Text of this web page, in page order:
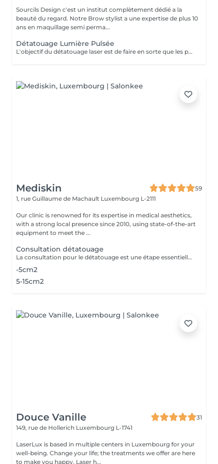
Sourcils Design c'est un institut complètement dédié a la
beauté du regard. Notre Brow stylist a une expertise de plus 10
ans en maquillage semi perma...
Détatouage Lumière Pulsée
L'objectif du détatouage laser est de faire en sorte que les particules d'encre soient digérables par l'organisme. Ainsi le faisceau d'énergie du laser vise le pigment et permet de le faire éclater. Il va ensuite être éliminé par les globules blancs. La quantité de séances dépendra du type d'encre, de la peau et de la technique utilisée par le professionnel qui a réalisé votre tatouage des sourcils. seulement un mois apres la première séance la praticienne pourra déterminer le numéro de séances nécessaires, dans. certaines cas une seule séance suffit comme dans certains outres nous pouvons besoin de trois ou plus. Les poils peuvent temporairement devenir blancs "en raison de l'élimination des pigments" explique l'experte. Cette décoloration est courante et temporaire (en quelques jours seulement, les sourcils retrouvent leur couleur d'origine).
Mediskin
59
1, rue Guillaume de Machault Luxembourg L-2111
Our clinic is renowned for its expertise in medical aesthetics,
with a strong local presence since 2010, using state-of-the-art
equipment to meet the ...
Consultation détatouage
La consultation pour le détatouage est une étape essentielle avant le traitement. Elle permet d'évaluer la taille, les couleurs et la profondeur du tatouage, ainsi que le type de peau du patient. Le professionnel explique le déroulement du traitement, le nombre de séances nécessaires et les éventuels effets secondaires. C'est aussi le moment pour poser toutes vos questions et discuter des attentes en termes de résultats
-5cm2
5-15cm2
Douce Vanille
31
149, rue de Hollerich Luxembourg L-1741
LaserLux is based in multiple centers in Luxembourg for your
well-being. Change your life; the treatments we offer are here
to make you happy. Laser h...